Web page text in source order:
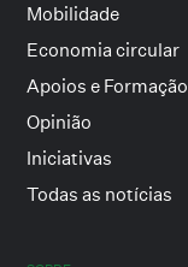
Mobilidade
Economia circular
Apoios e Formação
Opinião
Iniciativas
Todas as notícias